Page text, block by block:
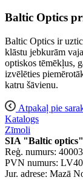
Baltic Optics
Baltic Optics ir
klāstu jebkurām
optiskos tēmēkļus,
izvēlēties
katru šāvienu.
Atpakaļ pie
Katalogs
Zīmoli
SIA "Baltic optics"
Reģ. numurs:
PVN numurs:
Jur. adrese: Mazā